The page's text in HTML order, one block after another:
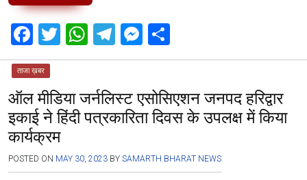
F
a
ce
b
o
o
k
T
wi
er
W
h
s
A
p
T
el
gr
a
M
es
n
g
h
e
ताजा ख़बर
ऑल मीडिया जर्नलिस्ट एसोसिएशन जनपद हरिद्वार
इकाई ने हिंदी पत्रकारिता दिवस के उपलक्ष में किया
कार्यक्रम
POSTED ON MAY 30, 2023 BY SAMARTH BHARAT NEWS